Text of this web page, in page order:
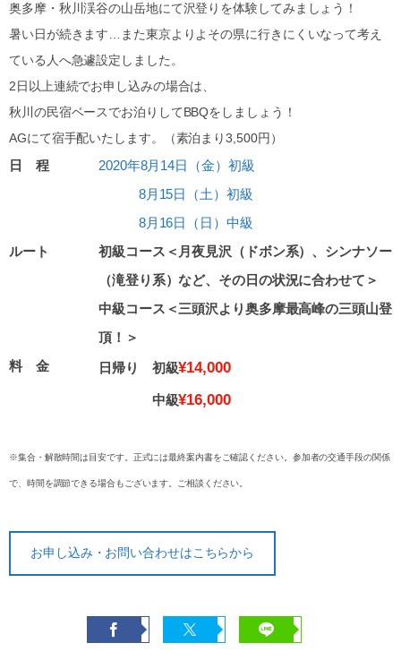
奥多摩・秋川渓谷の山岳地にて沢登りを体験してみましょう！
暑い日が続きます…また東京よりよその県に行きにくいなって考え
ている人へ急遽設定しました。
2日以上連続でお申し込みの場合は、
秋川の民宿ベースでお泊りしてBBQをしましょう！
AGにて宿手配いたします。（素泊まり3,500円）
日 程
2020年8月14日（金）初級
8月15日（土）初級
8月16日（日）中級
ルート
初級コース＜月夜見沢（ドボン系）、シンナソー
（滝登り系）など、その日の状況に合わせて＞
中級コース＜三頭沢より奥多摩最高峰の三頭山登
頂！＞
料 金
日帰り 初級¥14,000
中級¥16,000
※集合・解散時間は目安です。正式には最終案内書をご確認ください。参加者の交通手段の関係
で、時間を調節できる場合もございます。ご相談ください。
お申し込み・お問い合わせはこちらから